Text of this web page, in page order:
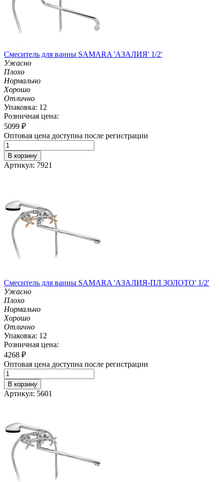
Смеситель для ванны SAMARA 'АЗАЛИЯ' 1/2'
Ужасно
Плохо
Нормально
Хорошо
Отлично
Упаковка: 12
Розничная цена:
5099 ₽
Оптовая цена доступна после регистрации
В корзину
Артикул: 7921
Смеситель для ванны SAMARA 'АЗАЛИЯ-ПЛ ЗОЛОТО' 1/2'
Ужасно
Плохо
Нормально
Хорошо
Отлично
Упаковка: 12
Розничная цена:
4268 ₽
Оптовая цена доступна после регистрации
В корзину
Артикул: 5601